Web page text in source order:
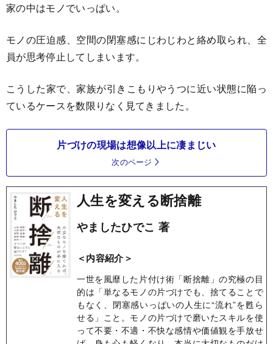
家の中はモノでいっぱい。
モノの圧迫感、空間の閉塞感にじわじわと絡め取られ、全
員が思考停止してしまいます。
こうした家で、家族が引きこもりやうつに近い状態に陥っ
ているケースを数限りなく見てきました。
片づけの現場は想像以上に凄まじい
次のページ
人生を変える断捨離
やましたひでこ 著
＜内容紹介＞
一世を風靡した片付け術「断捨離」の究極の目
的は「単なるモノの片づけでも、捨てることで
もなく、閉塞感いっぱいの人生に“流れ”を甦ら
せる」こと。モノの片づけで磨いたスキルを使
って不要・不適・不快な感情や価値観を手放せ